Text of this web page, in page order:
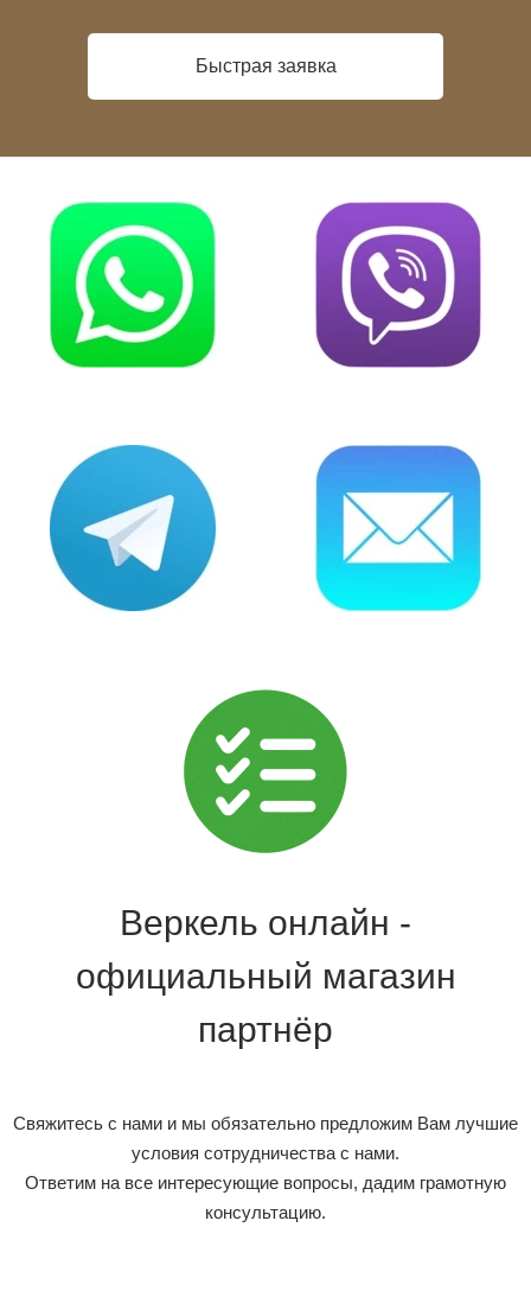
Быстрая заявка
Веркель онлайн -
официальный магазин
партнёр
Свяжитесь с нами и мы обязательно предложим Вам лучшие
условия сотрудничества с нами.
Ответим на все интересующие вопросы, дадим грамотную
консультацию.